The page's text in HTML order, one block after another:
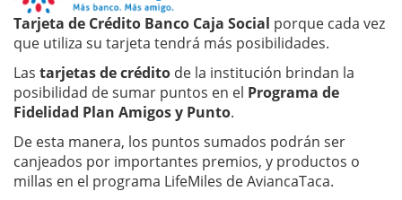
Tarjeta de Crédito Banco Caja Social porque cada vez
que utiliza su tarjeta tendrá más posibilidades.
Las tarjetas de crédito de la institución brindan la
posibilidad de sumar puntos en el Programa de
Fidelidad Plan Amigos y Punto.
De esta manera, los puntos sumados podrán ser
canjeados por importantes premios, y productos o
millas en el programa LifeMiles de AviancaTaca.